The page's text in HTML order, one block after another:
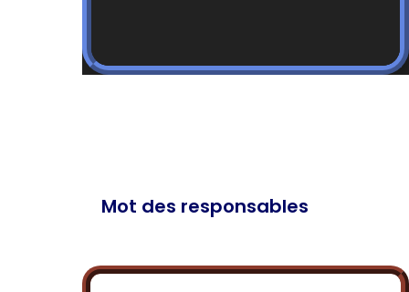
Mot des responsables